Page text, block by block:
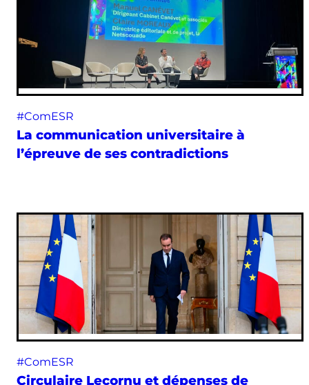
#ComESR
La communication universitaire à
l’épreuve de ses contradictions
#ComESR
Circulaire Lecornu et dépenses de